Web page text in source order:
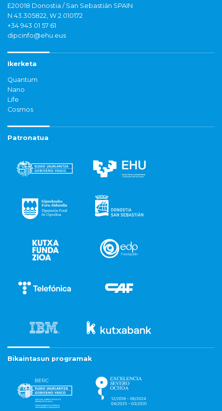
E20018 Donostia / San Sebastián SPAIN
N 43.305822, W 2.010172
+34 943 01 57 61
dipcinfo@ehu.eus
Ikerketa
Quantum
Nano
Life
Cosmos
Patronatua
Bikaintasun programak